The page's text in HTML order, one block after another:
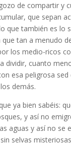
de compartir y
que sepan
que también es lo
que tan a menudo
los medio-ricos
dividir, cuanto
esa peligrosa sed
demás.
ya bien sabéis:
y así no
aguas y así no se
selvas